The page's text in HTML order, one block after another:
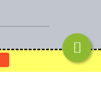
Desenvolvido por